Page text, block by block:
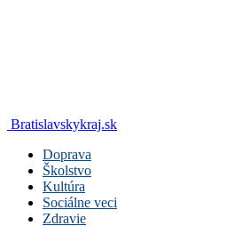
Bratislavskykraj.sk
Doprava
Školstvo
Kultúra
Sociálne veci
Zdravie